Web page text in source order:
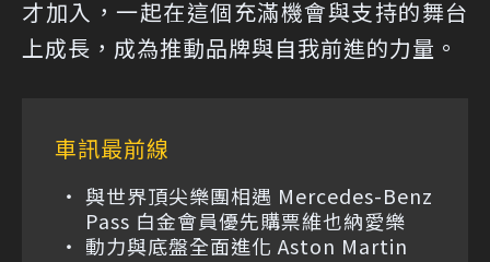
才加入，一起在這個充滿機會與支持的舞台
上成長，成為推動品牌與自我前進的力量。
車訊最前線
與世界頂尖樂團相遇 Mercedes-Benz
Pass 白金會員優先購票維也納愛樂
動力與底盤全面進化 Aston Martin